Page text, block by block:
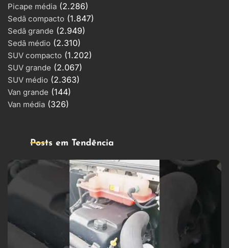
Picape média (2.286)
Sedã compacto (1.847)
Sedã grande (2.949)
Sedã médio (2.310)
SUV compacto (1.202)
SUV grande (2.067)
SUV médio (2.363)
Van grande (144)
Van média (326)
Posts em Tendência